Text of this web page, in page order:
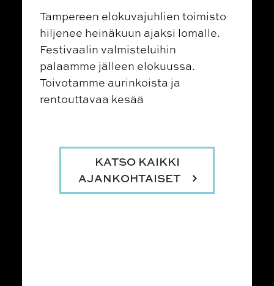
Tampereen elokuvajuhlien toimisto
hiljenee heinäkuun ajaksi lomalle.
Festivaalin valmisteluihin
palaamme jälleen elokuussa.
Toivotamme aurinkoista ja
rentouttavaa kesää
KATSO KAIKKI
AJANKOHTAISET